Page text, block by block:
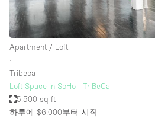
Apartment / Loft
∙
Tribeca
Loft Space In SoHo - TriBeCa
5,500 sq ft
하루에 $6,000부터 시작